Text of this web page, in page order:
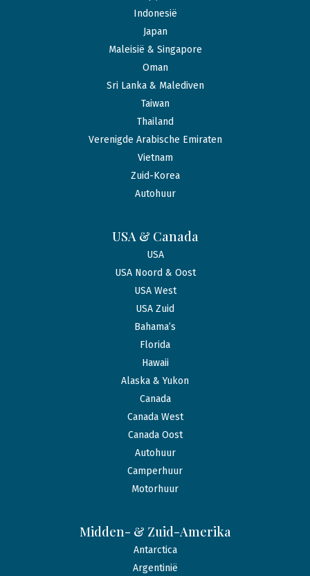
Indonesië
Japan
Maleisië & Singapore
Oman
Sri Lanka & Malediven
Taiwan
Thailand
Verenigde Arabische Emiraten
Vietnam
Zuid-Korea
Autohuur
USA & Canada
USA
USA Noord & Oost
USA West
USA Zuid
Bahama’s
Florida
Hawaii
Alaska & Yukon
Canada
Canada West
Canada Oost
Autohuur
Camperhuur
Motorhuur
Midden- & Zuid-Amerika
Antarctica
Argentinië